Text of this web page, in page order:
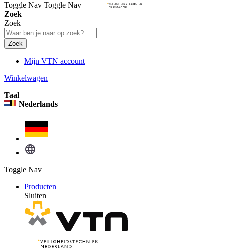
Toggle Nav Toggle Nav
Zoek
Zoek
Zoek
Mijn VTN account
Winkelwagen
Taal
Nederlands
Toggle Nav
Producten
Sluiten